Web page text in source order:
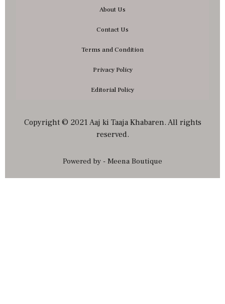
About Us
Contact Us
Terms and Condition
Privacy Policy
Editorial Policy
Copyright © 2021 Aaj ki Taaja Khabaren. All rights
reserved.
Powered by - Meena Boutique